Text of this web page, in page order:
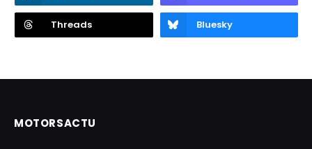
Threads Bluesky
MOTORSACTU